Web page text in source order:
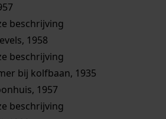
beschrijving
1958
beschrijving
bij kolfbaan, 1935
1957
beschrijving